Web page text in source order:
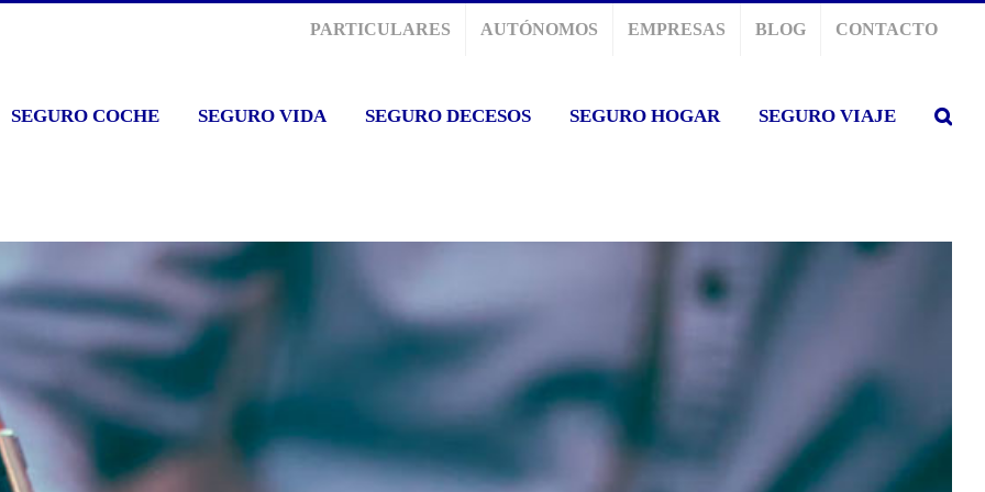
PARTICULARES AUTÓNOMOS EMPRESAS BLOG CONTACTO
SEGURO COCHE SEGURO VIDA SEGURO DECESOS SEGURO HOGAR SEGURO VIAJE